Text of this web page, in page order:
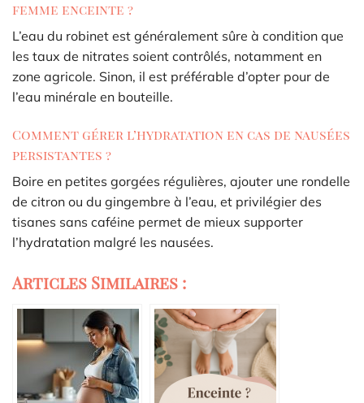
femme enceinte ?
L’eau du robinet est généralement sûre à condition que
les taux de nitrates soient contrôlés, notamment en
zone agricole. Sinon, il est préférable d’opter pour de
l’eau minérale en bouteille.
Comment gérer l’hydratation en cas de nausées
persistantes ?
Boire en petites gorgées régulières, ajouter une rondelle
de citron ou du gingembre à l’eau, et privilégier des
tisanes sans caféine permet de mieux supporter
l’hydratation malgré les nausées.
Articles Similaires :